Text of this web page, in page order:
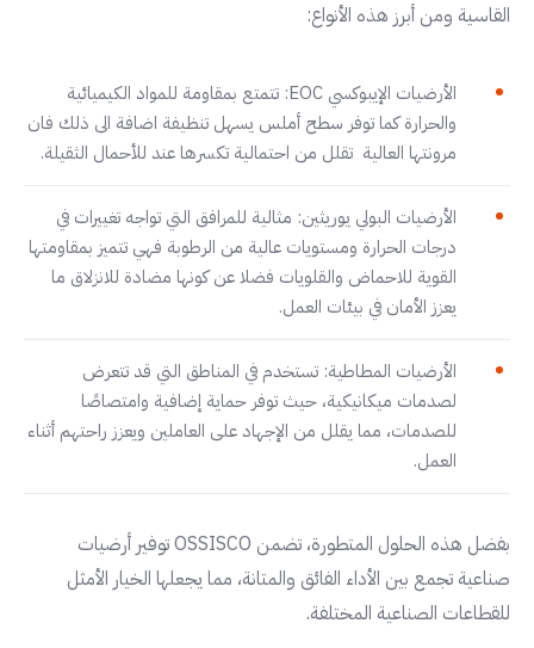
القاسية ومن أبرز هذه الأنواع:
الأرضيات الإيبوكسي EOC: تتمتع بمقاومة للمواد الكيميائية
والحرارة كما توفر سطح أملس يسهل تنظيفة اضافة الى ذلك فان
مرونتها العالية تقلل من احتمالية تكسرها عند للأحمال الثقيلة.
الأرضيات البولي يوريثين: مثالية للمرافق التي تواجه تغييرات في
درجات الحرارة ومستويات عالية من الرطوبة فهي تتميز بمقاومتها
القوية للاحماض والقلويات فضلا عن كونها مضادة للانزلاق ما
يعزز الأمان في بيئات العمل.
الأرضيات المطاطية: تستخدم في المناطق التي قد تتعرض
لصدمات ميكانيكية، حيث توفر حماية إضافية وامتصاصًا
للصدمات، مما يقلل من الإجهاد على العاملين ويعزز راحتهم أثناء
العمل.
بفضل هذه الحلول المتطورة، تضمن OSSISCO توفير أرضيات
صناعية تجمع بين الأداء الفائق والمتانة، مما يجعلها الخيار الأمثل
للقطاعات الصناعية المختلفة.